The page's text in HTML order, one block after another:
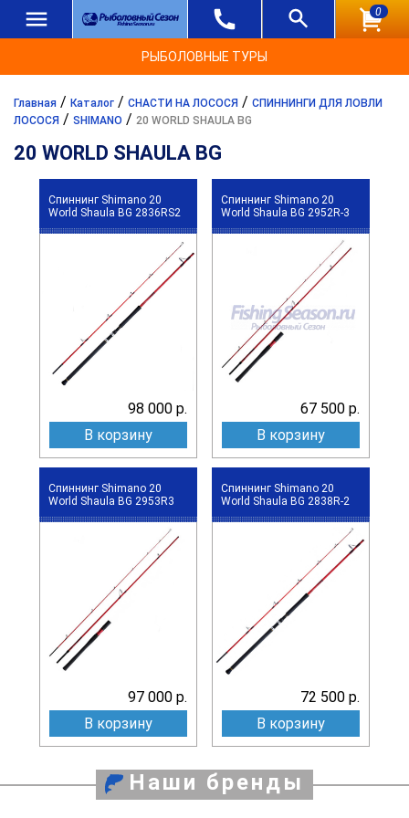
0
РЫБОЛОВНЫЕ ТУРЫ
Главная / Каталог / СНАСТИ НА ЛОСОСЯ / СПИННИНГИ ДЛЯ ЛОВЛИ
ЛОСОСЯ / SHIMANO / 20 WORLD SHAULA BG
20 WORLD SHAULA BG
Спиннинг Shimano 20
World Shaula BG 2836RS2
98 000 р.
В корзину
Спиннинг Shimano 20
World Shaula BG 2952R-3
67 500 р.
В корзину
Спиннинг Shimano 20
World Shaula BG 2953R3
97 000 р.
В корзину
Спиннинг Shimano 20
World Shaula BG 2838R-2
72 500 р.
В корзину
Наши бренды